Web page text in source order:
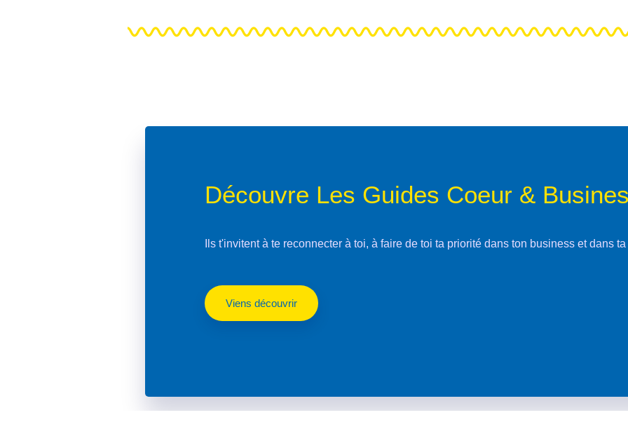
Découvre Les Guides Coeur &
Ils t'invitent à te reconnecter à toi, à faire de toi ta priorité dans ton business et dans
Viens découvrir